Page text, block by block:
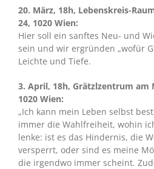
20. März, 18h, Lebenskreis-
24, 1020 Wien:
Hier soll ein sanftes Neu- und
sein und wir ergründen „wofür
Leichte und Tiefe.
3. April, 18h, Grätzlzentrum am
1020 Wien:
„Ich kann mein Leben selbst
immer die Wahlfreiheit, wohin
lenke: ist es das Hindernis, die
versperrt, oder sind es meine
die irgendwo immer scheint.